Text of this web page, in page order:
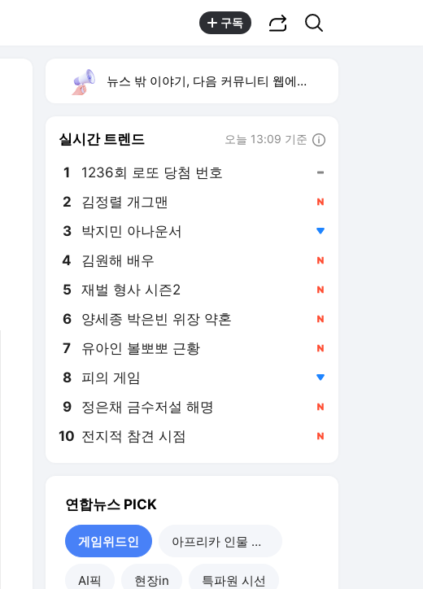
구독
뉴스 밖 이야기, 다음 커뮤니티 웹에서 보기
실시간 트렌드 오늘 13:09 기준
1 1236회 로또 당첨 번호
2 김정렬 개그맨
3 박지민 아나운서
4 김원해 배우
5 재벌 형사 시즌2
6 양세종 박은빈 위장 약혼
7 유아인 볼뽀뽀 근황
8 피의 게임
9 정은채 금수저설 해명
10 전지적 참견 시점
연합뉴스 PICK
게임위드인 아프리카 인물 열전
AI픽 현장in 특파원 시선